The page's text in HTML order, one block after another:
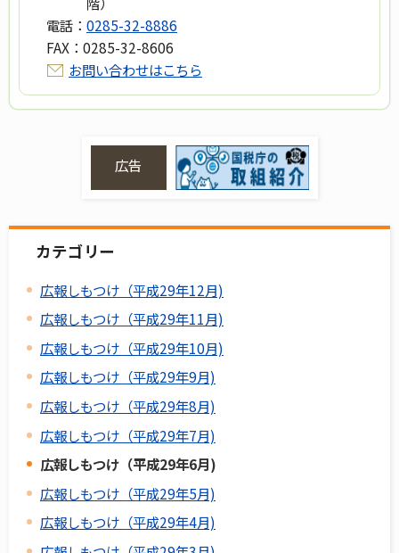
電話： 0285-32-8886
FAX： 0285-32-8606
お問い合わせはこちら
広告
カテゴリー
広報しもつけ（平成29年12月)
広報しもつけ（平成29年11月)
広報しもつけ（平成29年10月)
広報しもつけ（平成29年9月)
広報しもつけ（平成29年8月)
広報しもつけ（平成29年7月)
広報しもつけ（平成29年6月)
広報しもつけ（平成29年5月)
広報しもつけ（平成29年4月)